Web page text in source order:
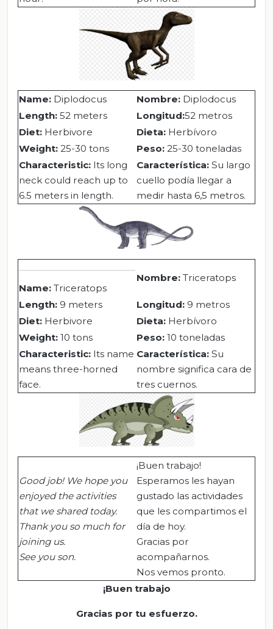
Name: Diplodocus Nombre: Diplodocus
Length: 52 meters Longitud:52 metros
Diet: Herbivore Dieta: Herbívoro
Weight: 25-30 tons Peso: 25-30 toneladas
Characteristic: Its long
neck could reach up to
6.5 meters in length.
Característica: Su largo
cuello podía llegar a
medir hasta 6,5 metros.
Name: Triceratops
Nombre: Triceratops
Length: 9 meters Longitud: 9 metros
Diet: Herbivore Dieta: Herbívoro
Weight: 10 tons Peso: 10 toneladas
Characteristic: Its name
means three-horned
face.
Característica: Su
nombre significa cara de
tres cuernos.
Good job! We hope you
enjoyed the activities
that we shared today.
Thank you so much for
joining us.
See youson.
¡Buen trabajo!
Esperamos les hayan
gustado las actividades
que les compartimos el
día de hoy.
Gracias por
acompañarnos.
Nos vemos pronto.
¡Buen trabajo
Gracias por tu esfuerzo.